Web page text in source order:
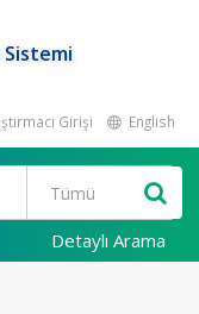
Girişi English
Detaylı Arama